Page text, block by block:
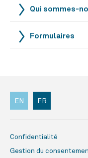
Qui sommes-
Formulaires
Confidentialité
Gestion du
EN FR